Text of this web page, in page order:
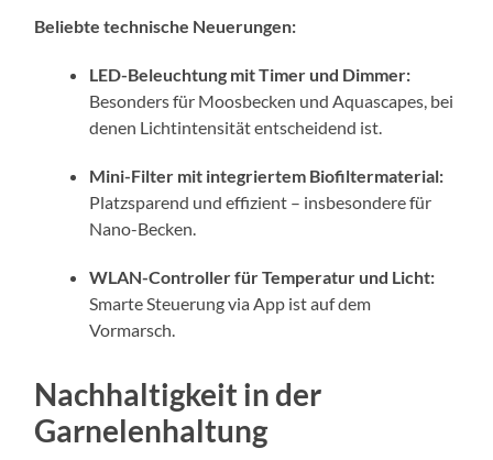
Beliebte technische Neuerungen:
LED-Beleuchtung mit Timer und Dimmer:
Besonders für Moosbecken und Aquascapes, bei
denen Lichtintensität entscheidend ist.
Mini-Filter mit integriertem Biofiltermaterial:
Platzsparend und effizient – insbesondere für
Nano-Becken.
WLAN-Controller für Temperatur und Licht:
Smarte Steuerung via App ist auf dem
Vormarsch.
Nachhaltigkeit in der
Garnelenhaltung